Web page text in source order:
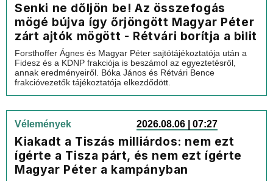
Senki ne dőljön be! Az összefogás
mögé bújva így őrjöngött Magyar Péter
zárt ajtók mögött - Rétvári borítja a bilit
Forsthoffer Ágnes és Magyar Péter sajtótájékoztatója után a
Fidesz és a KDNP frakciója is beszámol az egyeztetésről,
annak eredményeiről. Bóka János és Rétvári Bence
frakcióvezetők tájékoztatója elkezdődött.
Vélemények 2026.08.06 | 07:27
Kiakadt a Tiszás milliárdos: nem ezt
ígérte a Tisza párt, és nem ezt ígérte
Magyar Péter a kampányban